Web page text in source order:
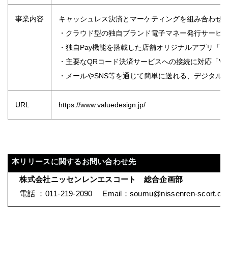
事業内容
キャッシュレス決済とマーケティングを組み合わせ
・クラウド型の独自ブランド電子マネー発行サービ
・独自Pay機能を搭載した店舗オリジナルアプリ「
・主要なQRコード決済サービスへの接続に対応「
・メールやSNS等を通じて簡単に送れる、デジタル
URL https://www.valuedesign.jp/
本リリースに関するお問い合わせ先
株式会社ニッセンレンエスコート 総合企画部
電話 ： 011-219-2090 Email ： soumu@nissenren-